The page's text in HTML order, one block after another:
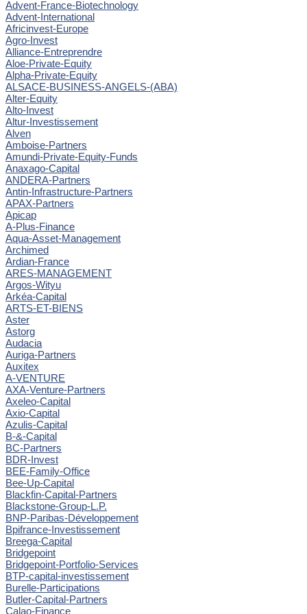
Advent-France-Biotechnology
Advent-International
Africinvest-Europe
Agro-Invest
Alliance-Entreprendre
Aloe-Private-Equity
Alpha-Private-Equity
ALSACE-BUSINESS-ANGELS-(ABA)
Alter-Equity
Alto-Invest
Altur-Investissement
Alven
Amboise-Partners
Amundi-Private-Equity-Funds
Anaxago-Capital
ANDERA-Partners
Antin-Infrastructure-Partners
APAX-Partners
Apicap
A-Plus-Finance
Aqua-Asset-Management
Archimed
Ardian-France
ARES-MANAGEMENT
Argos-Wityu
Arkéa-Capital
ARTS-ET-BIENS
Aster
Astorg
Audacia
Auriga-Partners
Auxitex
A-VENTURE
AXA-Venture-Partners
Axeleo-Capital
Axio-Capital
Azulis-Capital
B-&-Capital
BC-Partners
BDR-Invest
BEE-Family-Office
Bee-Up-Capital
Blackfin-Capital-Partners
Blackstone-Group-L.P.
BNP-Paribas-Développement
Bpifrance-Investissement
Breega-Capital
Bridgepoint
Bridgepoint-Portfolio-Services
BTP-capital-investissement
Burelle-Participations
Butler-Capital-Partners
Calao-Finance